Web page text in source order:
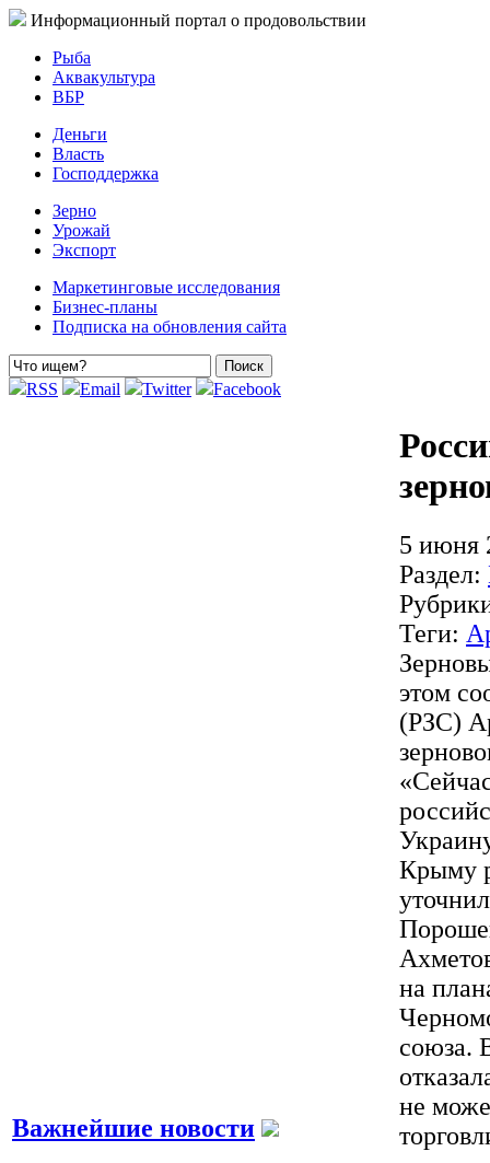
Информационный портал о продовольствии
Рыба
Аквакультура
ВБР
Деньги
Власть
Господдержка
Зерно
Урожай
Экспорт
Маркетинговые исследования
Бизнес-планы
Подписка на обновления сайта
RSS Email Twitter Facebook
Важнейшие новости
5 июня
Раздел:
Теги:
этом
(РЗС)
Крыму
на
союза.
не